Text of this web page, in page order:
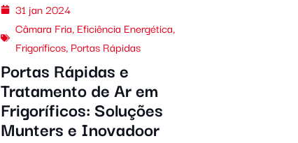
31 jan 2024
Câmara Fria, Eficiência Energética,
Frigoríficos, Portas Rápidas
Portas Rápidas e
Tratamento de Ar em
Frigoríficos: Soluções
Munters e Inovadoor